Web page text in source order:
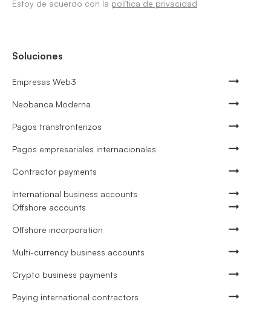
Estoy de acuerdo con la política de privacidad
Soluciones
Empresas Web3
Neobanca Moderna
Pagos transfronterizos
Pagos empresariales internacionales
Contractor payments
International business accounts
Offshore accounts
Offshore incorporation
Multi-currency business accounts
Crypto business payments
Paying international contractors